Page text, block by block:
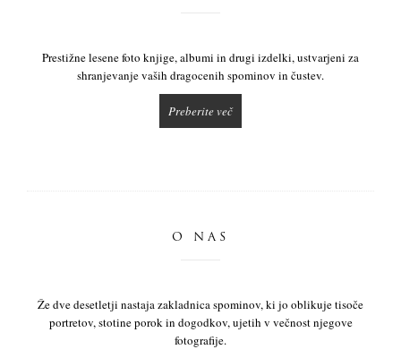
Prestižne lesene foto knjige, albumi in drugi izdelki, ustvarjeni za
shranjevanje vaših dragocenih spominov in čustev.
Preberite več
O NAS
Že dve desetletji nastaja zakladnica spominov, ki jo oblikuje tisoče
portretov, stotine porok in dogodkov, ujetih v večnost njegove
fotografije.